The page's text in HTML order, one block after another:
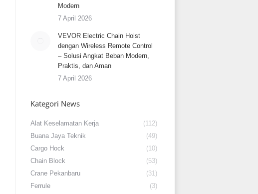
Modern
7 April 2026
VEVOR Electric Chain Hoist
dengan Wireless Remote Control
– Solusi Angkat Beban Modern,
Praktis, dan Aman
7 April 2026
Kategori News
Alat Keselamatan Kerja
(112)
Buana Jaya Teknik
(49)
Cargo Hock
(10)
Chain Block
(53)
Crane Pekanbaru
(31)
Ferrule
(3)